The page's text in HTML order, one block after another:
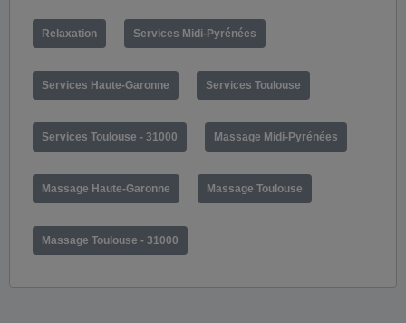
Relaxation Services Midi-Pyrénées
Services Haute-Garonne Services Toulouse
Services Toulouse - 31000 Massage Midi-Pyrénées
Massage Haute-Garonne Massage Toulouse
Massage Toulouse - 31000